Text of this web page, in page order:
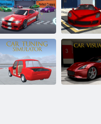
Tuning cool:
vopsiți mașina
Vopsea
reglare
mașinii